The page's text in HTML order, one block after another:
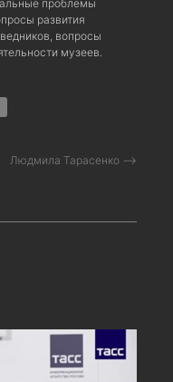
проблемы
развития
вопросы
музеев.
Людмила Тарасенко ⟶